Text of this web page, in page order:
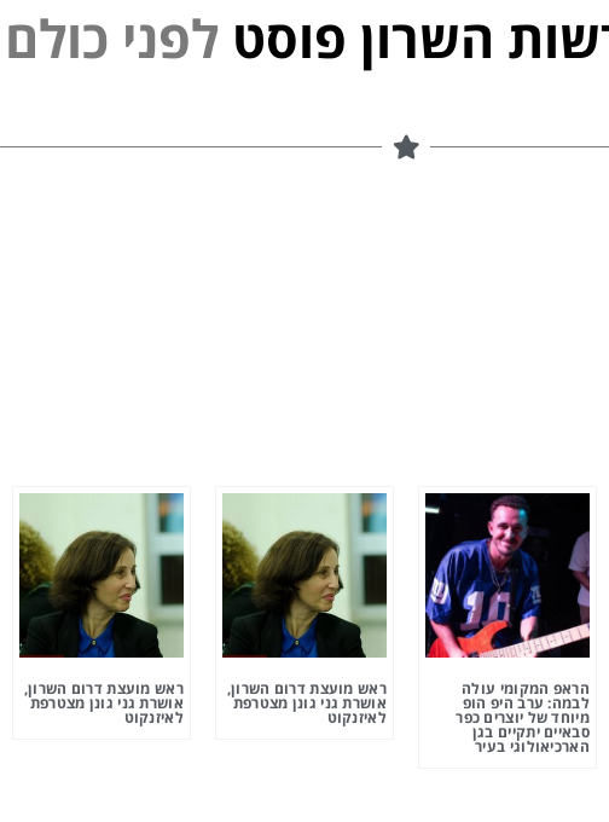
השרון פוסט לפני כולם
הראפ המקומי עולה
לבמה: ערב היפ הופ
מיוחד של יוצרים כפר
סבאיים יתקיים בגן
הארכיאולוגי בעיר
ראש מועצת דרום השרון,
אושרת גני גונן מצטרפת
לאיזנקוט
ראש מועצת דרום השרון,
אושרת גני גונן מצטרפת
לאיזנקוט